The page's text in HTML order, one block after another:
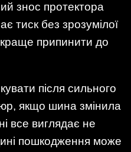
знос протектора
тиск без зрозумілої
припинити до
після сильного
якщо шина змінила
все виглядає не
пошкодження може